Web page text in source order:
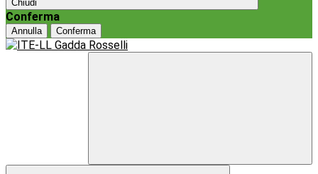
Chiudi
Conferma
Annulla Conferma